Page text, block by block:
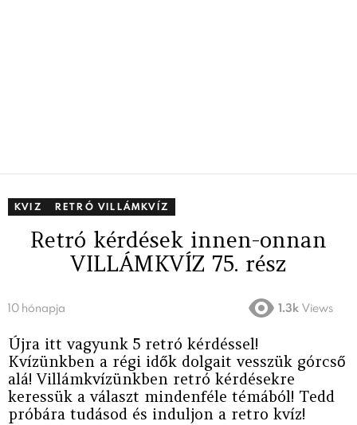
KVIZ RETRÓ VILLÁMKVÍZ
Retró kérdések innen-onnan
VILLÁMKVÍZ 75. rész
10 hónapja 1.3k Views
Újra itt vagyunk 5 retró kérdéssel!
Kvízünkben a régi idők dolgait vesszük górcső
alá! Villámkvízünkben retró kérdésekre
keressük a választ mindenféle témából! Tedd
próbára tudásod és induljon a retro kvíz!